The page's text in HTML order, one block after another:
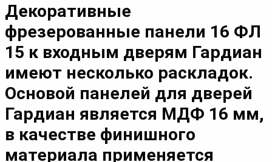
Декоративные
фрезерованные панели 16 ФЛ
15 к входным дверям Гардиан
имеют несколько раскладок.
Основой панелей для дверей
Гардиан является МДФ 16 мм,
в качестве финишного
материала применяется